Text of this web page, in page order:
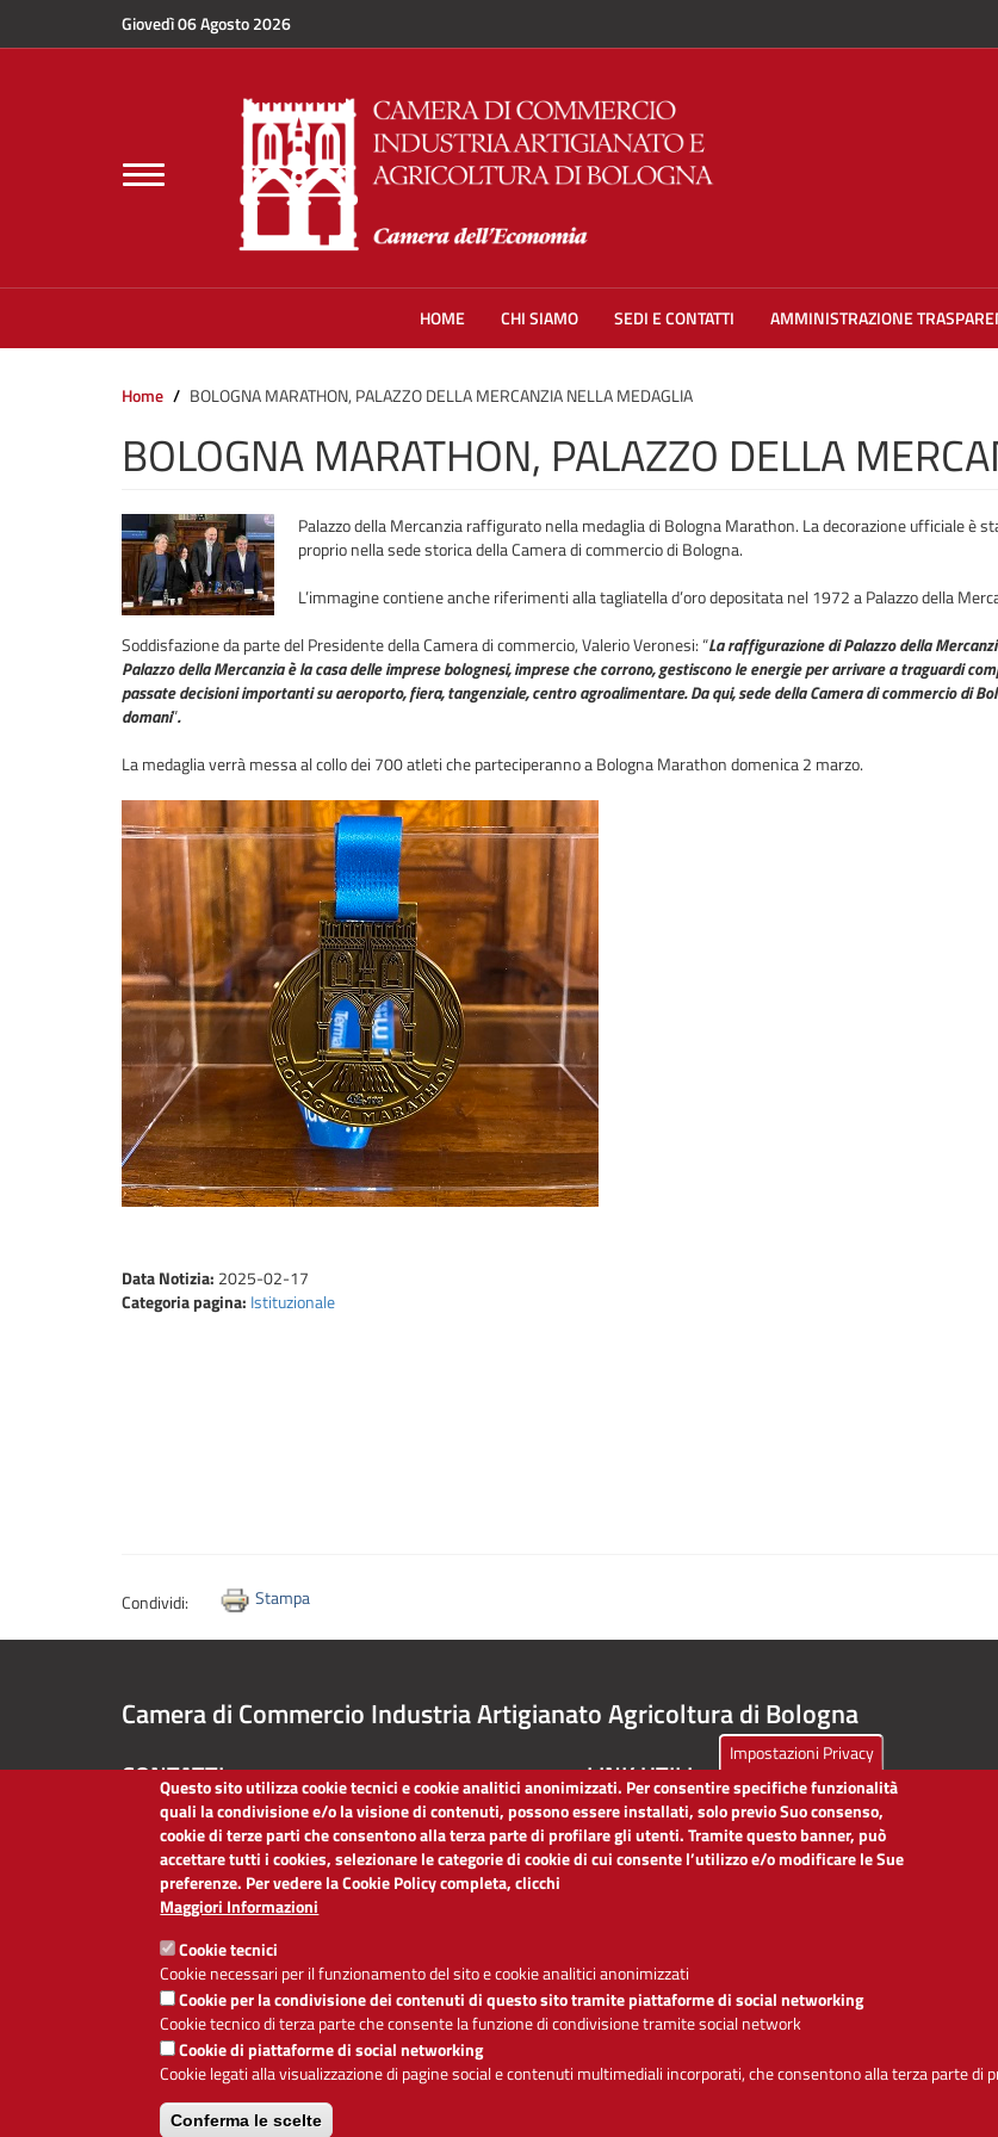
Salta al contenuto principaleGiovedì 06 Agosto 2026
Toggle
navigation
HOME CHI SIAMO SEDI E CONTATTI AMMINISTRAZIONE
Home BOLOGNA MARATHON, PALAZZO DELLA MERCANZIA NELLA MEDAGLIA
BOLOGNA MARATHON, PALAZZO DELLA
Palazzo della Mercanzia raffigurato nella medaglia di Bologna Marathon. La decorazione ufficiale è
proprio nella sede storica della Camera di commercio di Bologna.
L’immagine contiene anche riferimenti alla tagliatella d’oro depositata nel 1972 a Palazzo della
Soddisfazione da parte del Presidente della Camera di commercio, Valerio Veronesi: “La raffigurazione di Palazzo della
Palazzo della Mercanzia è la casa delle imprese bolognesi, imprese che corrono, gestiscono le energie per arrivare a traguardi
passate decisioni importanti su aeroporto, fiera, tangenziale, centro agroalimentare. Da qui, sede della Camera di commercio di
domani”.
La medaglia verrà messa al collo dei 700 atleti che parteciperanno a Bologna Marathon domenica 2 marzo.
Data Notizia: 2025-02-17
Categoria pagina: Istituzionale
Condividi: Stampa
Camera di Commercio Industria Artigianato Agricoltura di Bologna
CONTATTI
051/60.93.111
PEC:cciaa@bo.legalmail.camcom.it
P.IVA:03030620375
Codice Fiscale:80013970373
Codice Univoco per le fatture elettroniche:
LINK UTILI
Dichiarazione di accessibilità
Obiettivi di accessibilità
Impostazioni Privacy
Questo sito utilizza cookie tecnici e cookie analitici anonimizzati. Per consentire specifiche funzionalità
quali la condivisione e/o la visione di contenuti, possono essere installati, solo previo Suo consenso,
cookie di terze parti che consentono alla terza parte di profilare gli utenti. Tramite questo banner, può
accettare tutti i cookies, selezionare le categorie di cookie di cui consente l’utilizzo e/o modificare le Sue
preferenze. Per vedere la Cookie Policy completa, clicchi
Maggiori Informazioni
Cookie tecnici
Cookie necessari per il funzionamento del sito e cookie analitici anonimizzati
Cookie per la condivisione dei contenuti di questo sito tramite piattaforme di social networking
Cookie tecnico di terza parte che consente la funzione di condivisione tramite social network
Cookie di piattaforme di social networking
Cookie legati alla visualizzazione di pagine social e contenuti multimediali incorporati, che consentono alla terza parte di
Conferma le scelte